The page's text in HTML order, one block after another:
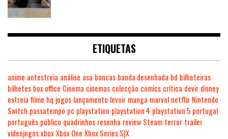
ETIQUETAS
anime antestreia análise asa bancas banda desenhada bd bilheteiras
bilhetes box office Cinema cinemas colecção comics crítica devir disney
estreia filme hq jogos lançamento levoir manga marvel netflix Nintendo
Switch passatempo pc playstation playstation 4 playstation 5 portugal
português público quadrinhos resenha review Steam terror trailer
videojogosxboxXbox One Xbox Series S|X